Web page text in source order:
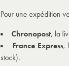
Pour une expédition
Chronopost, la
France Express,
stock).